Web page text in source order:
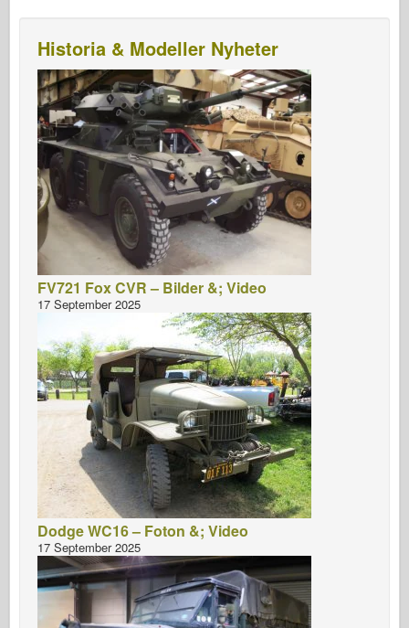
Historia & Modeller Nyheter
FV721 Fox CVR – Bilder &; Video
17 September 2025
Dodge WC16 – Foton &; Video
17 September 2025